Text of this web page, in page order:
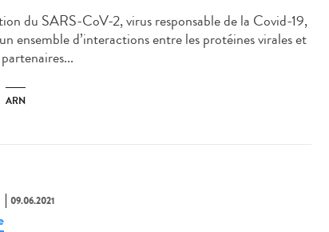
du SARS-CoV-2, virus responsable de la Covid-19,
ensemble d’interactions entre les protéines virales et
ARN
09.06.2021